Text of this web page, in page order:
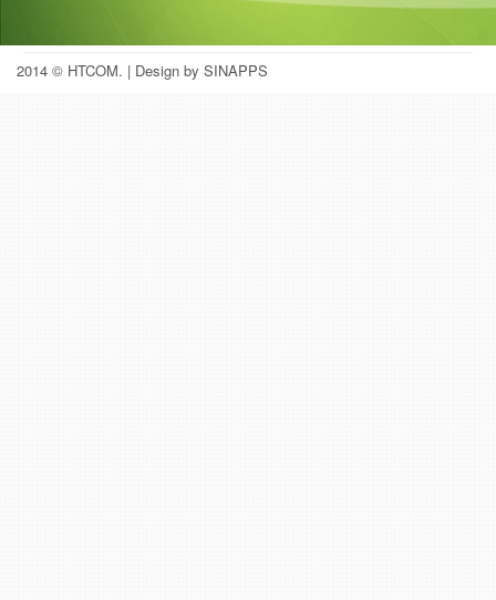
2014 © HTCOM. | Design by SINAPPS